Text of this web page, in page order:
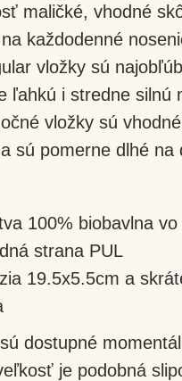
maličké, vhodné
každodenné
vložky sú
ľahkú i stredne silnú
vložky sú
sú pomerne dlhé na
100% biobavlna
strana PUL
19.5x5.5cm a
dostupné
je podobná